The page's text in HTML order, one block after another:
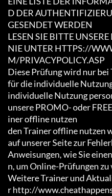
D DER
GESENDET WERDEN
LESEN SIE BITTE
NIE UNTER HTTPS://
M/PRIVACYPOLICY.ASP
Diese Prüfung wird nur
für die individuelle
individuelle Nutzung
unsere PROMO- oder
iner offline nutzen
den Trainer offline nutzen
auf unserer Seite zur
Anweisungen, wie Sie
n, um Online-Prüfungen zu
Weitere Trainer und
r http://